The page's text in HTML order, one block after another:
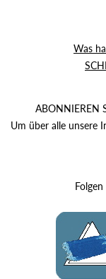
Was
ABONNIEREN
Um über alle unsere